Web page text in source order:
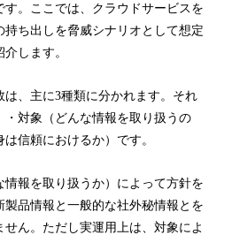
。ここでは、クラウドサービスを
ち出しを脅威シナリオとして想定
します。
は、主に3種類に分かれます。それ
・対象（どんな情報を取り扱うの
信頼におけるか）です。
報を取り扱うか）によって方針を
品情報と一般的な社外秘情報とを
ん。ただし実運用上は、対象によ